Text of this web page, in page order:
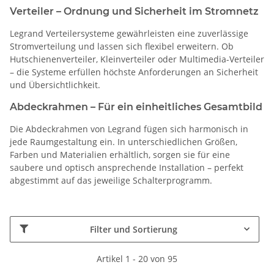
Verteiler – Ordnung und Sicherheit im Stromnetz
Legrand Verteilersysteme gewährleisten eine zuverlässige
Stromverteilung und lassen sich flexibel erweitern. Ob
Hutschienenverteiler, Kleinverteiler oder Multimedia-Verteiler
– die Systeme erfüllen höchste Anforderungen an Sicherheit
und Übersichtlichkeit.
Abdeckrahmen – Für ein einheitliches Gesamtbild
Die Abdeckrahmen von Legrand fügen sich harmonisch in
jede Raumgestaltung ein. In unterschiedlichen Größen,
Farben und Materialien erhältlich, sorgen sie für eine
saubere und optisch ansprechende Installation – perfekt
abgestimmt auf das jeweilige Schalterprogramm.
Filter und Sortierung
Artikel 1 - 20 von 95